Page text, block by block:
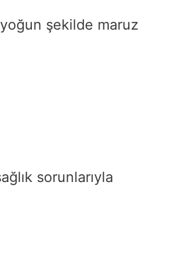
şekilde maruz
sorunlarıyla